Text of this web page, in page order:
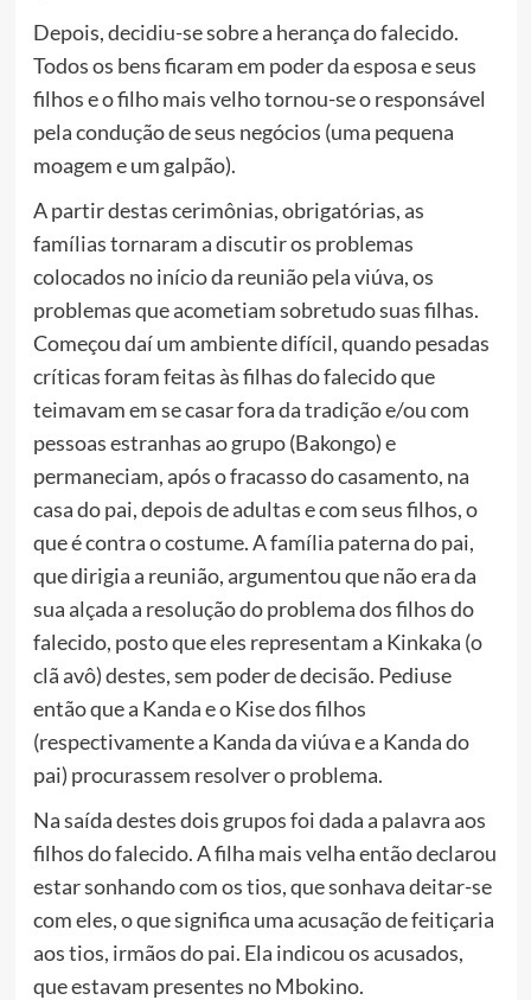
Depois, decidiu-se sobre a herança do falecido.
Todos os bens ficaram em poder da esposa e seus
filhos e o filho mais velho tornou-se o responsável
pela condução de seus negócios (uma pequena
moagem e um galpão).
A partir destas cerimônias, obrigatórias, as
famílias tornaram a discutir os problemas
colocados no início da reunião pela viúva, os
problemas que acometiam sobretudo suas filhas.
Começou daí um ambiente difícil, quando pesadas
críticas foram feitas às filhas do falecido que
teimavam em se casar fora da tradição e/ou com
pessoas estranhas ao grupo (Bakongo) e
permaneciam, após o fracasso do casamento, na
casa do pai, depois de adultas e com seus filhos, o
que é contra o costume. A família paterna do pai,
que dirigia a reunião, argumentou que não era da
sua alçada a resolução do problema dos filhos do
falecido, posto que eles representam a Kinkaka (o
clã avô) destes, sem poder de decisão. Pediuse
então que a Kanda e o Kise dos filhos
(respectivamente a Kanda da viúva e a Kanda do
pai) procurassem resolver o problema.
Na saída destes dois grupos foi dada a palavra aos
filhos do falecido. A filha mais velha então declarou
estar sonhando com os tios, que sonhava deitar-se
com eles, o que significa uma acusação de feitiçaria
aos tios, irmãos do pai. Ela indicou os acusados,
que estavam presentes no Mbokino.